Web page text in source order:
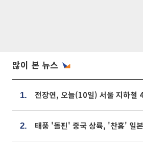
많이 본 뉴스
1.
2.